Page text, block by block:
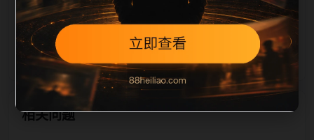
页面、专题合集和热榜内容，提升停留时间和页面可抓
取性。第4条内容作为初始建设页，重点承担栏目深度
补齐、内链结构完善和后续采集归类的承接作用。
相关问题